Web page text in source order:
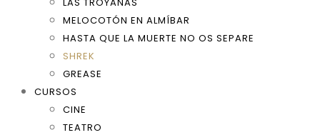
MELOCOTÓN EN ALMÍBAR
HASTA QUE LA MUERTE NO OS SEPARE
SHREK
GREASE
CURSOS
CINE
TEATRO